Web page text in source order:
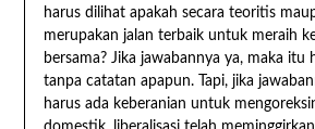
harus dilihat apakah secara teoritis
merupakan jalan terbaik untuk meraih
bersama? Jika jawabannya ya, maka itu
tanpa catatan apapun. Tapi, jika
harus ada keberanian untuk